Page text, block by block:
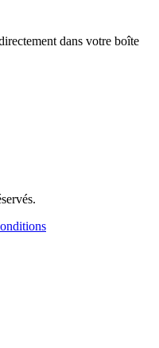
dans votre boîte